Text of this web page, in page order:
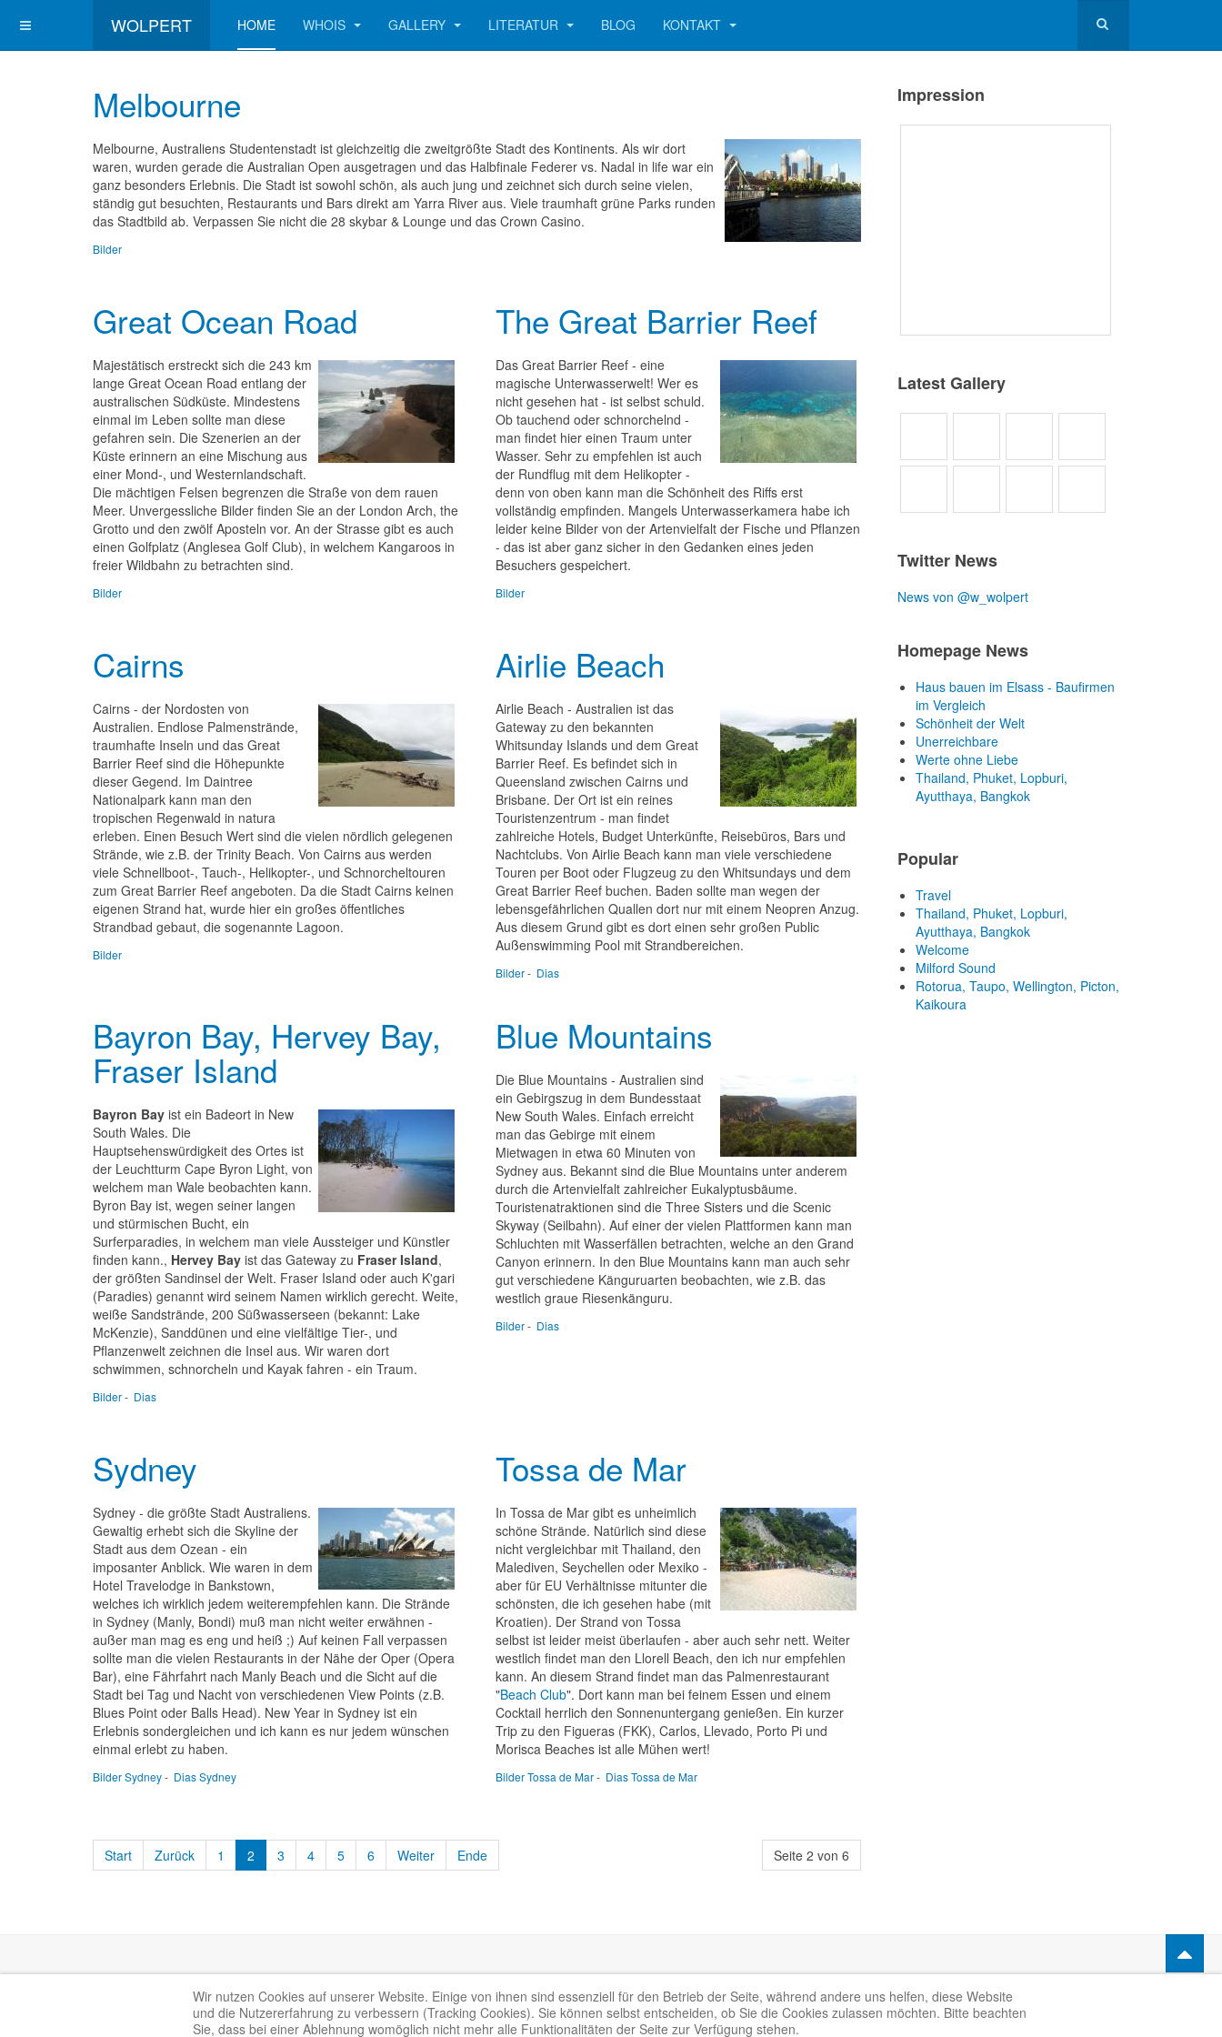
WOLPERT HOME WHOIS GALLERY LITERATUR BLOG KONTAKT
Melbourne
Melbourne, Australiens Studentenstadt ist gleichzeitig die zweitgrößte Stadt des Kontinents. Als wir dort
waren, wurden gerade die Australian Open ausgetragen und das Halbfinale Federer vs. Nadal in life war ein
ganz besonders Erlebnis. Die Stadt ist sowohl schön, als auch jung und zeichnet sich durch seine vielen,
ständig gut besuchten, Restaurants und Bars direkt am Yarra River aus. Viele traumhaft grüne Parks runden
das Stadtbild ab. Verpassen Sie nicht die 28 skybar & Lounge und das Crown Casino.
Bilder
Great Ocean Road
Majestätisch erstreckt sich die 243 km
lange Great Ocean Road entlang der
australischen Südküste. Mindestens
einmal im Leben sollte man diese
gefahren sein. Die Szenerien an der
Küste erinnern an eine Mischung aus
einer Mond-, und Westernlandschaft.
Die mächtigen Felsen begrenzen die Straße von dem rauen
Meer. Unvergessliche Bilder finden Sie an der London Arch, the
Grotto und den zwölf Aposteln vor. An der Strasse gibt es auch
einen Golfplatz (Anglesea Golf Club), in welchem Kangaroos in
freier Wildbahn zu betrachten sind.
Bilder
The Great Barrier Reef
Das Great Barrier Reef - eine
magische Unterwasserwelt! Wer es
nicht gesehen hat - ist selbst schuld.
Ob tauchend oder schnorchelnd -
man findet hier einen Traum unter
Wasser. Sehr zu empfehlen ist auch
der Rundflug mit dem Helikopter -
denn von oben kann man die Schönheit des Riffs erst
vollständig empfinden. Mangels Unterwasserkamera habe ich
leider keine Bilder von der Artenvielfalt der Fische und Pflanzen
- das ist aber ganz sicher in den Gedanken eines jeden
Besuchers gespeichert.
Bilder
Cairns
Cairns - der Nordosten von
Australien. Endlose Palmenstrände,
traumhafte Inseln und das Great
Barrier Reef sind die Höhepunkte
dieser Gegend. Im Daintree
Nationalpark kann man den
tropischen Regenwald in natura
erleben. Einen Besuch Wert sind die vielen nördlich gelegenen
Strände, wie z.B. der Trinity Beach. Von Cairns aus werden
viele Schnellboot-, Tauch-, Helikopter-, und Schnorcheltouren
zum Great Barrier Reef angeboten. Da die Stadt Cairns keinen
eigenen Strand hat, wurde hier ein großes öffentliches
Strandbad gebaut, die sogenannte Lagoon.
Bilder
Airlie Beach
Airlie Beach - Australien ist das
Gateway zu den bekannten
Whitsunday Islands und dem Great
Barrier Reef. Es befindet sich in
Queensland zwischen Cairns und
Brisbane. Der Ort ist ein reines
Touristenzentrum - man findet
zahlreiche Hotels, Budget Unterkünfte, Reisebüros, Bars und
Nachtclubs. Von Airlie Beach kann man viele verschiedene
Touren per Boot oder Flugzeug zu den Whitsundays und dem
Great Barrier Reef buchen. Baden sollte man wegen der
lebensgefährlichen Quallen dort nur mit einem Neopren Anzug.
Aus diesem Grund gibt es dort einen sehr großen Public
Außenswimming Pool mit Strandbereichen.
Bilder- Dias
Bayron Bay, Hervey Bay,
Fraser Island
Bayron Bay ist ein Badeort in New
South Wales. Die
Hauptsehenswürdigkeit des Ortes ist
der Leuchtturm Cape Byron Light, von
welchem man Wale beobachten kann.
Byron Bay ist, wegen seiner langen
und stürmischen Bucht, ein
Surferparadies, in welchem man viele Aussteiger und Künstler
finden kann., Hervey Bay ist das Gateway zu Fraser Island,
der größten Sandinsel der Welt. Fraser Island oder auch K'gari
(Paradies) genannt wird seinem Namen wirklich gerecht. Weite,
weiße Sandstrände, 200 Süßwasserseen (bekannt: Lake
McKenzie), Sanddünen und eine vielfältige Tier-, und
Pflanzenwelt zeichnen die Insel aus. Wir waren dort
schwimmen, schnorcheln und Kayak fahren - ein Traum.
Bilder- Dias
Blue Mountains
Die Blue Mountains - Australien sind
ein Gebirgszug in dem Bundesstaat
New South Wales. Einfach erreicht
man das Gebirge mit einem
Mietwagen in etwa 60 Minuten von
Sydney aus. Bekannt sind die Blue Mountains unter anderem
durch die Artenvielfalt zahlreicher Eukalyptusbäume.
Touristenatraktionen sind die Three Sisters und die Scenic
Skyway (Seilbahn). Auf einer der vielen Plattformen kann man
Schluchten mit Wasserfällen betrachten, welche an den Grand
Canyon erinnern. In den Blue Mountains kann man auch sehr
gut verschiedene Känguruarten beobachten, wie z.B. das
westlich graue Riesenkänguru.
Bilder- Dias
Sydney
Sydney - die größte Stadt Australiens.
Gewaltig erhebt sich die Skyline der
Stadt aus dem Ozean - ein
imposanter Anblick. Wie waren in dem
Hotel Travelodge in Bankstown,
welches ich wirklich jedem weiterempfehlen kann. Die Strände
in Sydney (Manly, Bondi) muß man nicht weiter erwähnen -
außer man mag es eng und heiß ;) Auf keinen Fall verpassen
sollte man die vielen Restaurants in der Nähe der Oper (Opera
Bar), eine Fährfahrt nach Manly Beach und die Sicht auf die
Stadt bei Tag und Nacht von verschiedenen View Points (z.B.
Blues Point oder Balls Head). New Year in Sydney ist ein
Erlebnis sondergleichen und ich kann es nur jedem wünschen
einmal erlebt zu haben.
Bilder Sydney- Dias Sydney
Tossa de Mar
In Tossa de Mar gibt es unheimlich
schöne Strände. Natürlich sind diese
nicht vergleichbar mit Thailand, den
Malediven, Seychellen oder Mexiko -
aber für EU Verhältnisse mitunter die
schönsten, die ich gesehen habe (mit
Kroatien). Der Strand von Tossa
selbst ist leider meist überlaufen - aber auch sehr nett. Weiter
westlich findet man den Llorell Beach, den ich nur empfehlen
kann. An diesem Strand findet man das Palmenrestaurant
"Beach Club". Dort kann man bei feinem Essen und einem
Cocktail herrlich den Sonnenuntergang genießen. Ein kurzer
Trip zu den Figueras (FKK), Carlos, Llevado, Porto Pi und
Morisca Beaches ist alle Mühen wert!
Bilder Tossa de Mar- Dias Tossa de Mar
Seite 2 von 6
Start Zurück 1 2 3 4 5 6 Weiter Ende
Impression
Latest Gallery
Twitter News
News von @w_wolpert
Homepage News
Haus bauen im Elsass - Baufirmen
im Vergleich
Schönheit der Welt
Unerreichbare
Werte ohne Liebe
Thailand, Phuket, Lopburi,
Ayutthaya, Bangkok
Popular
Travel
Thailand, Phuket, Lopburi,
Ayutthaya, Bangkok
Welcome
Milford Sound
Rotorua, Taupo, Wellington, Picton,
Kaikoura
Bootstrapis a front-end framework of Twitter, Inc. Code licensed underMIT License.
font licensed underSIL OFL 1.1.
Wir nutzen Cookies auf unserer Website. Einige von ihnen sind essenziell für den Betrieb der Seite, während andere uns helfen, diese Website
und die Nutzererfahrung zu verbessern (Tracking Cookies). Sie können selbst entscheiden, ob Sie die Cookies zulassen möchten. Bitte beachten
Sie, dass bei einer Ablehnung womöglich nicht mehr alle Funktionalitäten der Seite zur Verfügung stehen.